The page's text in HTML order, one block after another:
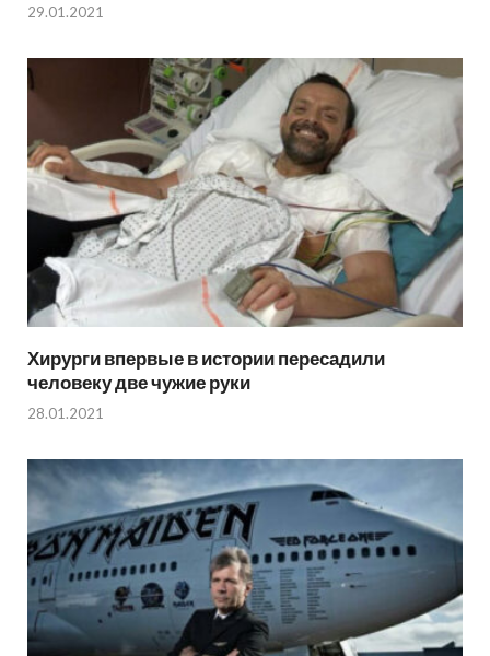
29.01.2021
Хирурги впервые в истории пересадили
человеку две чужие руки
28.01.2021